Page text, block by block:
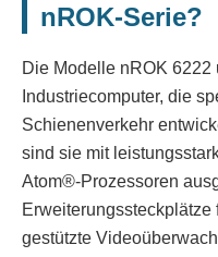
nROK-Serie?
Die Modelle nROK
Industriecomputer, die
Schienenverkehr
sind sie mit
Atom®-Prozessoren
gestützte